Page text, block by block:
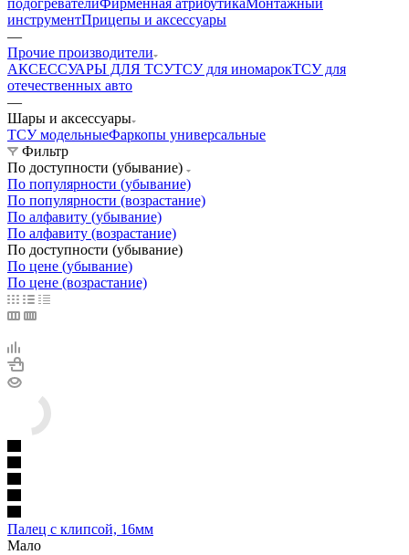
инструментПрицепы и аксессуары
—
Прочие производители
АКСЕССУАРЫ ДЛЯ ТСУТСУ для иномарокТСУ для
отечественных авто
—
Шары и аксессуары
ТСУ модельныеФаркопы универсальные
Фильтр
По доступности (убывание)
По популярности (убывание)
По популярности (возрастание)
По алфавиту (убывание)
По алфавиту (возрастание)
По доступности (убывание)
По цене (убывание)
По цене (возрастание)
Палец с клипсой, 16мм
Мало